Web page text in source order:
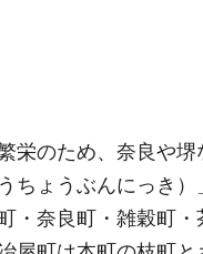
栄のため、奈良や堺
ちょうぶんにっき
・奈良町・雑穀町